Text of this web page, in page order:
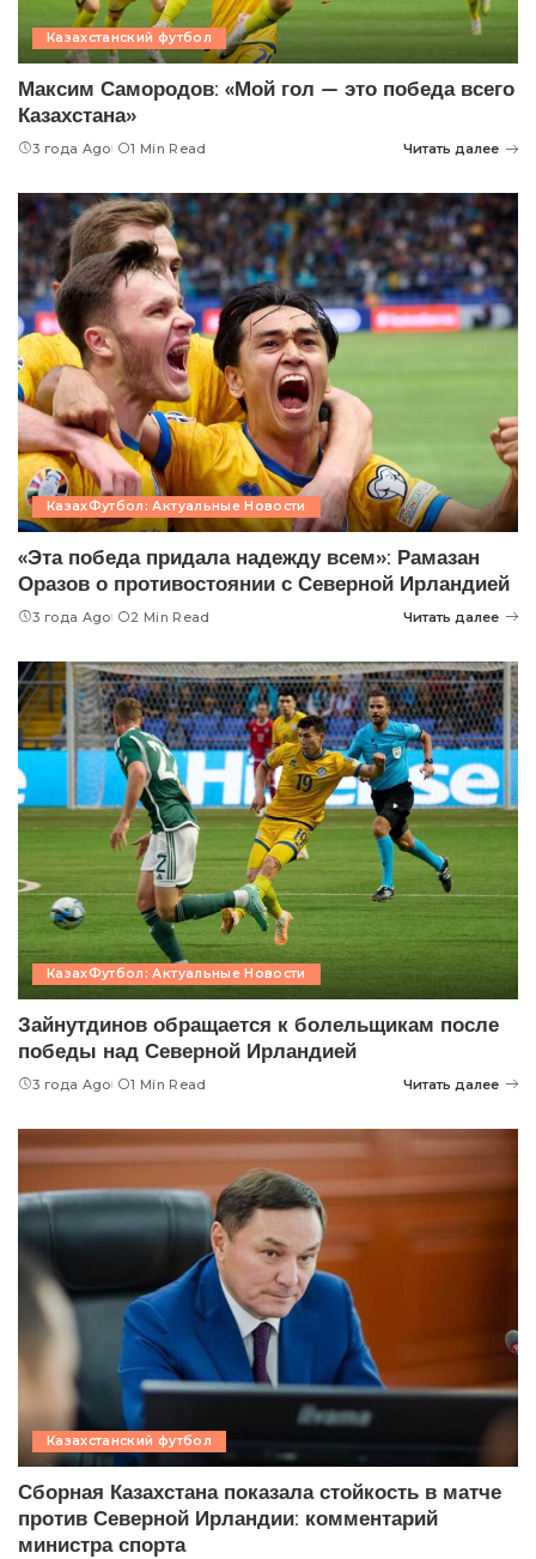
Казахстанский футбол
Максим Самородов: «Мой гол — это победа всего
Казахстана»
3 года Ago 1 Min Read Читать далее
КазахФутбол: Актуальные Новости
«Эта победа придала надежду всем»: Рамазан
Оразов о противостоянии с Северной Ирландией
3 года Ago 2 Min Read Читать далее
КазахФутбол: Актуальные Новости
Зайнутдинов обращается к болельщикам после
победы над Северной Ирландией
3 года Ago 1 Min Read Читать далее
Казахстанский футбол
Сборная Казахстана показала стойкость в матче
против Северной Ирландии: комментарий
министра спорта